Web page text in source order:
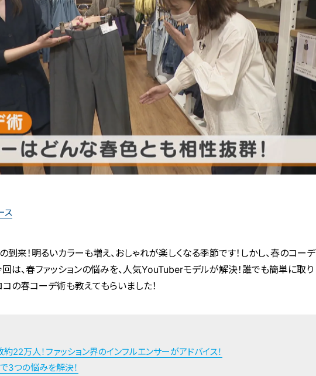
ス
到来！明るいカラーも増え、おしゃれが楽しくなる季節です！しかし、春のコーデ
は、春ファッションの悩みを、人気YouTuberモデルが解決！誰でも簡単に取り
の春コーデ術も教えてもらいました！
22万人！ファッション界のインフルエンサーがアドバイス！
3つの悩みを解決！